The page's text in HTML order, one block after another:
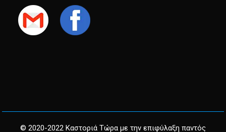
© 2020-2022 Καστοριά Τώρα με την επιφύλαξη παντός